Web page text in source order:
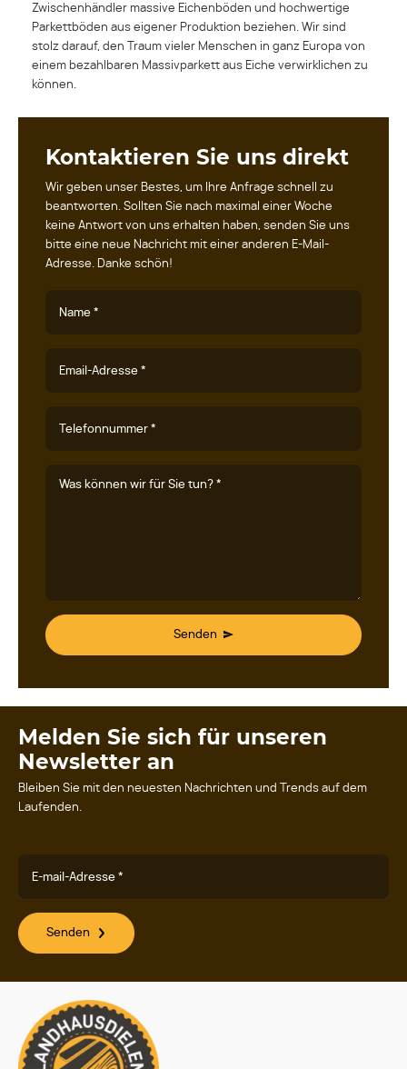
Zwischenhändler massive Eichenböden und hochwertige
Parkettböden aus eigener Produktion beziehen. Wir sind
stolz darauf, den Traum vieler Menschen in ganz Europa von
einem bezahlbaren Massivparkett aus Eiche verwirklichen zu
können.
Kontaktieren Sie uns direkt
Wir geben unser Bestes, um Ihre Anfrage schnell zu
beantworten. Sollten Sie nach maximal einer Woche
keine Antwort von uns erhalten haben, senden Sie uns
bitte eine neue Nachricht mit einer anderen E-Mail-
Adresse. Danke schön!
Name *
Email-Adresse *
Telefonnummer *
Was können wir für Sie tun? *
Senden
Melden Sie sich für unseren
Newsletter an
Bleiben Sie mit den neuesten Nachrichten und Trends auf dem
Laufenden.
E-mail-Adresse *
Senden